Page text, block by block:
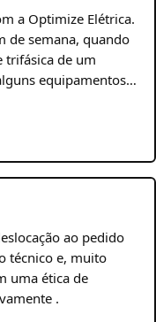
a Optimize Elétrica.
de semana, quando
de um
equipamentos…
ao pedido
técnico e, muito
uma ética de
.